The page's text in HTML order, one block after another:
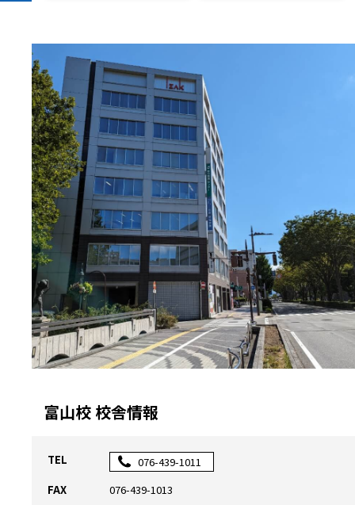
富山校 校舎情報
TEL
076-439-1011
FAX
076-439-1013